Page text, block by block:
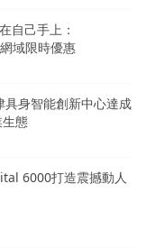
自己手上：
域限時優惠
身智能創新中心達成
態
6000打造震撼動人